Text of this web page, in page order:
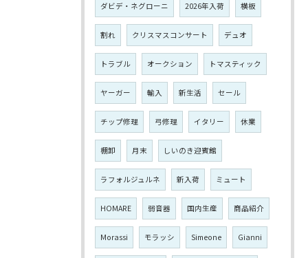
ダビデ・ネグローニ 2026年入荷 横板
割れ クリスマスコンサート デュオ
トラブル オークション トマスティック
ヤーガー 輸入 新生活 セール
チップ修理 弓修理 イタリー 休業
棚卸 月末 しいのき迎賓館
ラフォルジュルネ 新入荷 ミュート
HOMARE 弱音器 国内生産 商品紹介
Morassi モラッシ Simeone Gianni